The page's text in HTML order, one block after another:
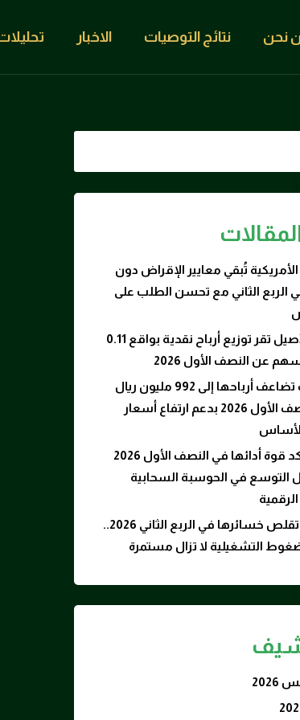
نحن نتائج التوصيات الاخبار
الأمريكية تُبقي معايير الإقراض دون
الربع الثاني مع تحسن الطلب على
ثوب الأصيل تقر توزيع أرباح نقدية بواقع 0.11
عن النصف الأول 2026
لوبريف تضاعف أرباحها إلى 992 مليون ريال
في النصف الأول 2026 بدعم ارتفاع أسعار
stc تؤكد قوة أدائها في النصف الأول 2026
التوسع في الحوسبة السحابية
الرقمية
سابك تقلص خسائرها في الربع الثاني 2026..
التشغيلية لا تزال مستمرة